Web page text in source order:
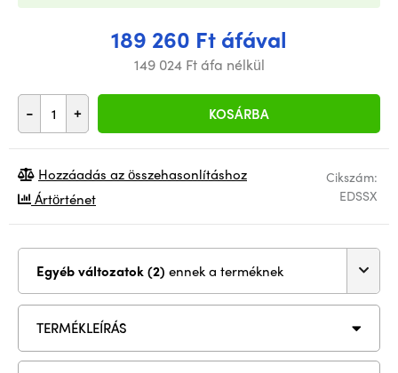
189 260 Ft áfával
149 024 Ft áfa nélkül
- + KOSÁRBA
Cikszám:
EDSSX
Hozzáadás az összehasonlításhoz
Ártörténet
Egyéb változatok (2) ennek a terméknek
TERMÉKLEÍRÁS